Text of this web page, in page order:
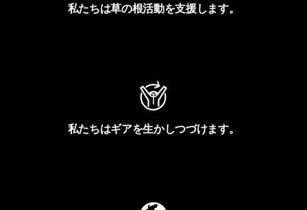
私たちは草の根活動を支援します。
私たちはギアを生かしつづけます。